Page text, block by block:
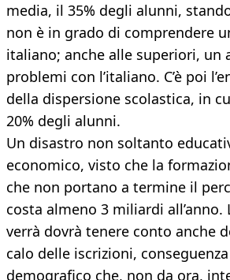
media, il 35% degli alunni,
non è in grado di comprendere
italiano; anche alle superiori, un
problemi con l’italiano. C’è poi
della dispersione scolastica, in
20% degli alunni.
Un disastro non soltanto
economico, visto che la
che non portano a termine il
costa almeno 3 miliardi all’anno.
verrà dovrà tenere conto anche
calo delle iscrizioni,
demografico che, non da ora,